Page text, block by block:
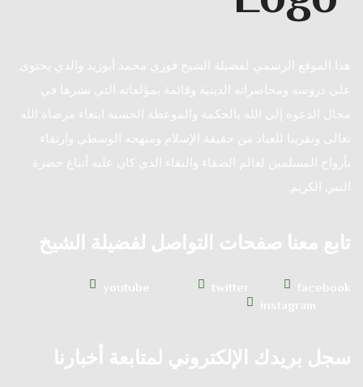
هذا الموقع الرسمي لفضيلة الشيخ فوزي محمد أبوزيد والذي يحتوى
على دروسه ومحاضراته الدينية وقائمة بمؤلفاته التي نشرها في
مجال الدعوة إلى الله بالحكمة والموعظة الحسنة ابتغاء مرضاة الله
تعالى وتقريبا للعباد من حقيقة الإسلام ومنهجه الوسطي وارتقاء
بأرواح المسلمين لعالم الصفاء والنقاء الذي كان عليه أتباع حضرة
النبي الكريم.
تابع معنا صفحات التواصل لفضيلة الشيخ
facebook
twitter
youtube
instagram
سجل بريدك الإلكتروني لمتابعة أخبارنا